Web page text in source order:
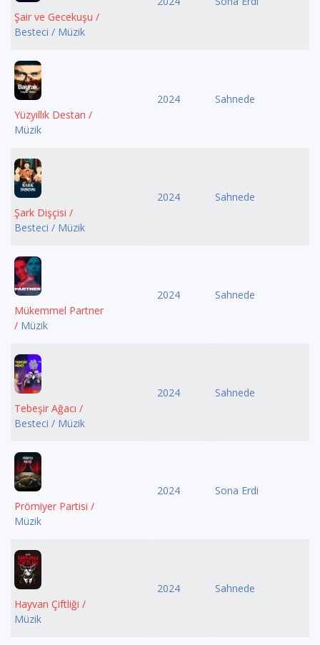
Şair ve Gecekuşu /
Besteci / Müzik
Yüzyıllık Destan /
Müzik
2024 Sahnede
Şark Dişçisi /
Besteci / Müzik
2024 Sahnede
Mükemmel Partner
/ Müzik
2024 Sahnede
Tebeşir Ağacı /
Besteci / Müzik
2024 Sahnede
Prömiyer Partisi /
Müzik
2024 Sona Erdi
Hayvan Çiftliği /
Müzik
2024 Sahnede